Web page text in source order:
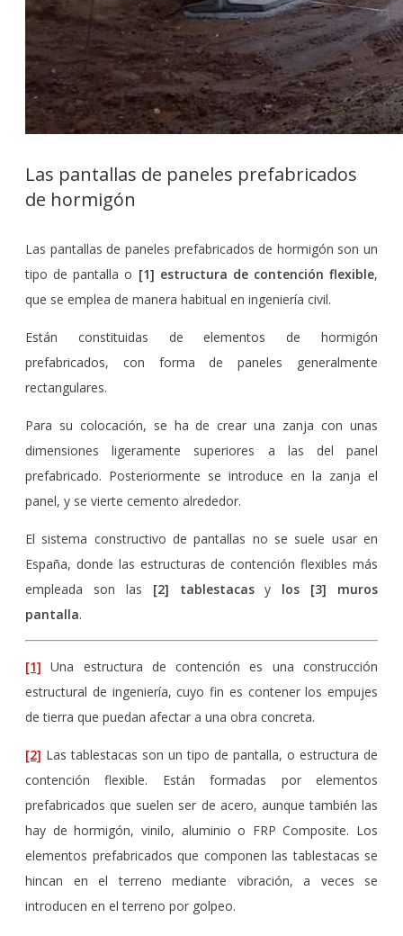
Las pantallas de paneles prefabricados
de hormigón
Las pantallas de paneles prefabricados de hormigón son un
tipo de pantalla o [1] estructura de contención flexible,
que se emplea de manera habitual en ingeniería civil.
Están constituidas de elementos de hormigón
prefabricados, con forma de paneles generalmente
rectangulares.
Para su colocación, se ha de crear una zanja con unas
dimensiones ligeramente superiores a las del panel
prefabricado. Posteriormente se introduce en la zanja el
panel, y se vierte cemento alrededor.
El sistema constructivo de pantallas no se suele usar en
España, donde las estructuras de contención flexibles más
empleada son las [2] tablestacasy los [3] muros
pantalla.
[1] Una estructura de contención es una construcción
estructural de ingeniería, cuyo fin es contener los empujes
de tierra que puedan afectar a una obra concreta.
[2] Las tablestacas son un tipo de pantalla, o estructura de
contención flexible. Están formadas por elementos
prefabricados que suelen ser de acero, aunque también las
hay de hormigón, vinilo, aluminio o FRP Composite. Los
elementos prefabricados que componen las tablestacas se
hincan en el terreno mediante vibración, a veces se
introducen en el terreno por golpeo.